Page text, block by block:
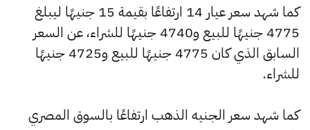
كما شهد سعر عيار 14 ارتفاعًا بقيمة 15 جنيهًا ليبلغ
4775 جنيهًا للبيع و4740 جنيهًا للشراء، عن السعر
السابق الذي كان 4775 جنيهًا للبيع و4725 جنيهًا
للشراء.
كما شهد سعر الجنيه الذهب ارتفاعًا بالسوق المصري